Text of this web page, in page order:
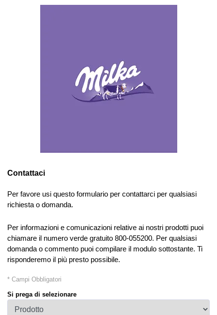
Contattaci
Per favore usi questo formulario per contattarci per qualsiasi
richiesta o domanda.
Per informazioni e comunicazioni relative ai nostri prodotti puoi
chiamare il numero verde gratuito 800-055200. Per qualsiasi
domanda o commento puoi compilare il modulo sottostante. Ti
risponderemo il più presto possibile.
* Campi Obbligatori
Si prega di selezionare